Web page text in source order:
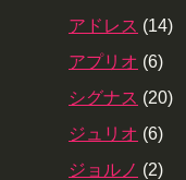
アドレス (14)
アプリオ (6)
シグナス (20)
ジュリオ (6)
ジョルノ (2)